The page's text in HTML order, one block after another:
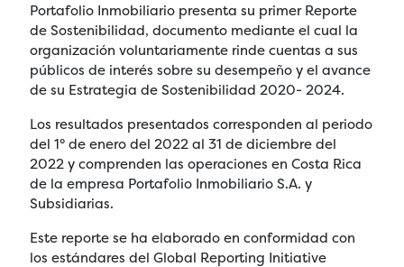
Portafolio Inmobiliario presenta su primer Reporte
de Sostenibilidad, documento mediante el cual la
organización voluntariamente rinde cuentas a sus
públicos de interés sobre su desempeño y el avance
de su Estrategia de Sostenibilidad 2020- 2024.
Los resultados presentados corresponden al periodo
del 1° de enero del 2022 al 31 de diciembre del
2022 y comprenden las operaciones en Costa Rica
de la empresa Portafolio Inmobiliario S.A. y
Subsidiarias.
Este reporte se ha elaborado en conformidad con
los estándares del Global Reporting Initiative